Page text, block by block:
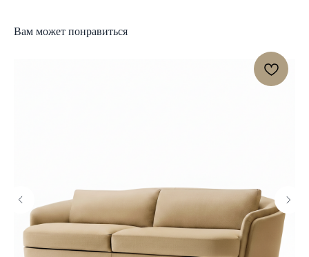
Вам может понравиться